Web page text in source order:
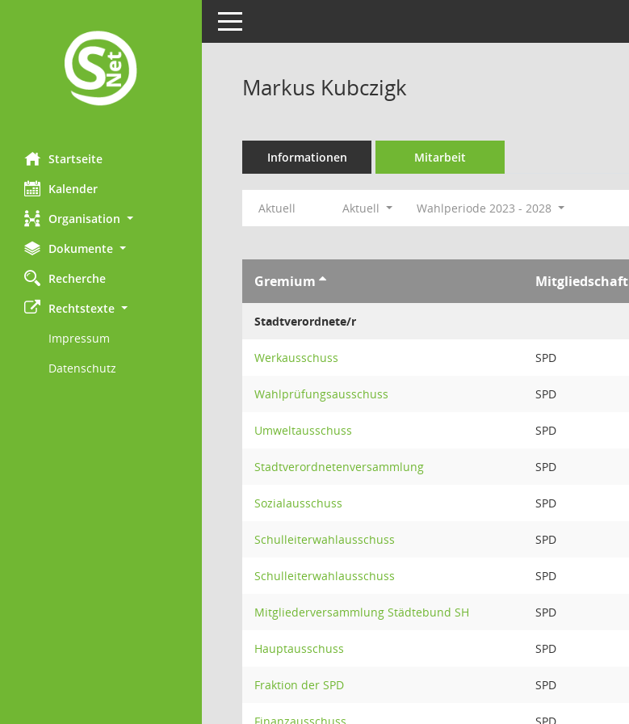
Startseite
Kalender
Organisation
Dokumente
Recherche
Rechtstexte
Impressum
Datenschutz
Toggle navigation
Markus Kubczigk
Informationen Mitarbeit
Aktuell Aktuell Wahlperiode 2023 - 2028
Gremium Mitgliedschaft
Stadtverordnete/r
Werkausschuss SPD
Wahlprüfungsausschuss SPD
Umweltausschuss SPD
Stadtverordnetenversammlung SPD
Sozialausschuss SPD
Schulleiterwahlausschuss SPD
Schulleiterwahlausschuss SPD
Mitgliederversammlung Städtebund SH SPD
Hauptausschuss SPD
Fraktion der SPD SPD